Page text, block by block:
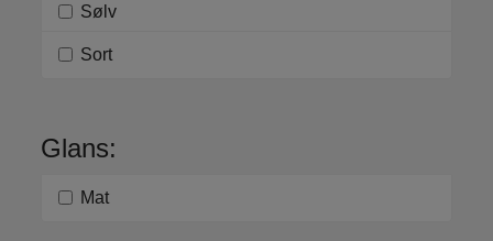
Sølv
Sort
Glans:
Mat